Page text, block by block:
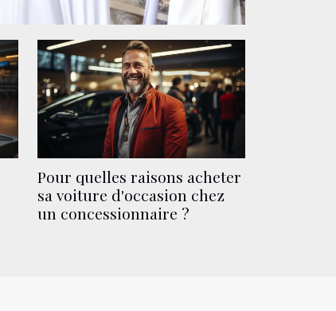
Pour quelles raisons acheter
sa voiture d'occasion chez
un concessionnaire ?